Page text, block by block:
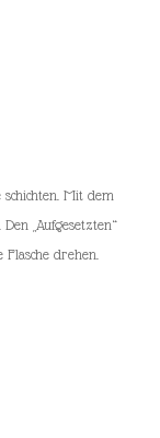
Mit dem
„Aufgesetzten“
drehen.